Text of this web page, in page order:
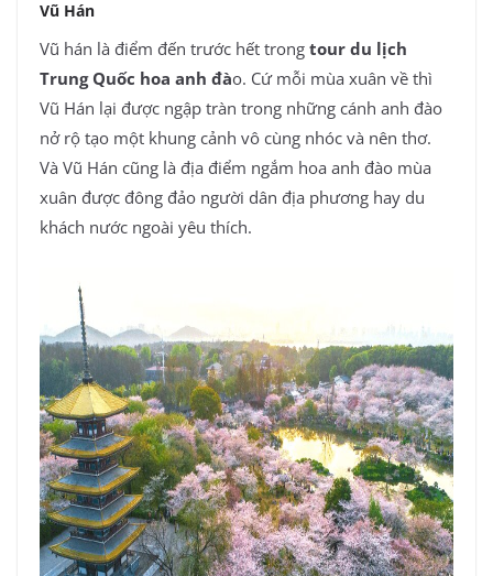
Vũ Hán
Vũ hán là điểm đến trước hết trong tour du lịch
Trung Quốc hoa anh đào. Cứ mỗi mùa xuân về thì
Vũ Hán lại được ngập tràn trong những cánh anh đào
nở rộ tạo một khung cảnh vô cùng nhóc và nên thơ.
Và Vũ Hán cũng là địa điểm ngắm hoa anh đào mùa
xuân được đông đảo người dân địa phương hay du
khách nước ngoài yêu thích.